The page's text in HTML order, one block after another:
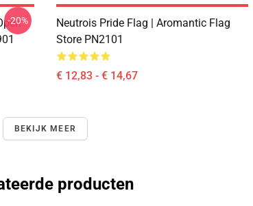
-20%
Neutrois Pride Flag | Aromantic Flag
Store PN2101
€ 12,83 - € 14,67
BEKIJK MEER
producten